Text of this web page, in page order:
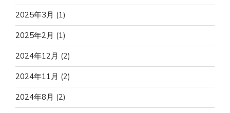
2025年3月 (1)
2025年2月 (1)
2024年12月 (2)
2024年11月 (2)
2024年8月 (2)